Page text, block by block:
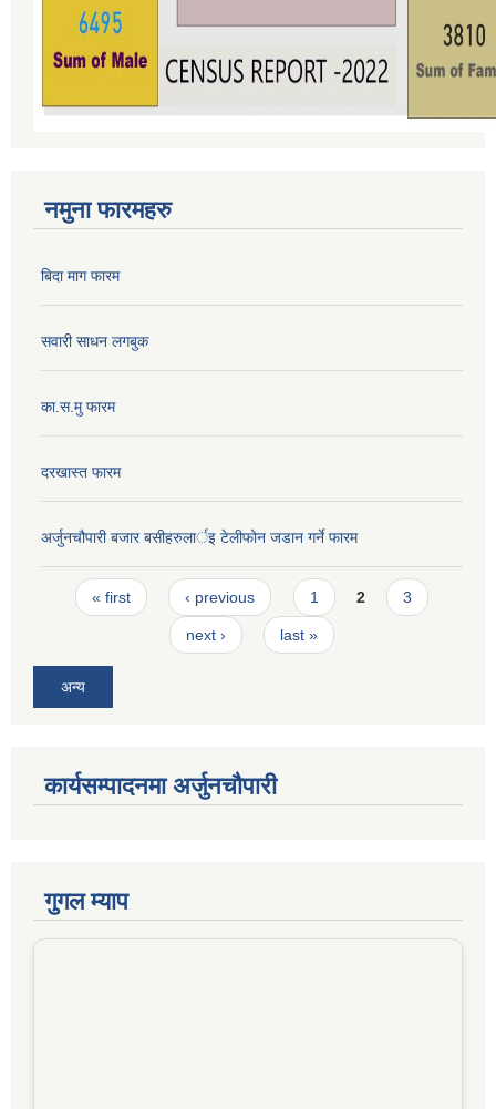
नमुना फारमहरु
बिदा माग फारम
सवारी साधन लगबुक
का.स.मु फारम
दरखास्त फारम
अर्जुनचौपारी बजार बसीहरुलार्इ टेलीफोन जडान गर्ने फारम
Pages
« first ‹ previous 1 2 3
next › last »
अन्य
कार्यसम्पादनमा अर्जुनचौपारी
गुगल म्याप